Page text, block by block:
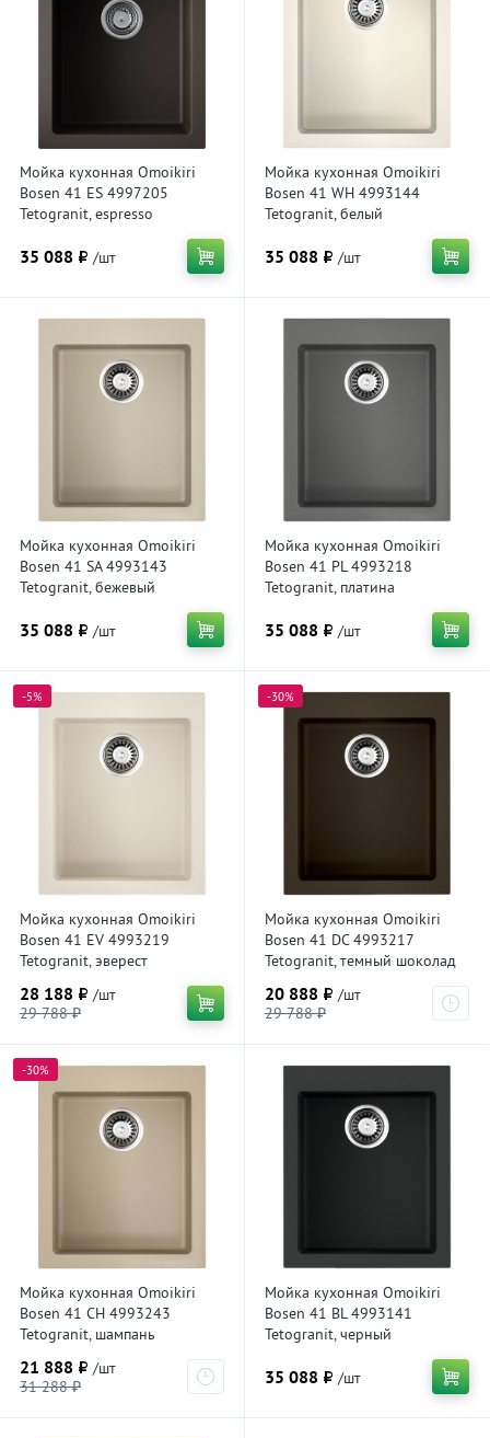
Мойка кухонная Omoikiri
Bosen 41 ES 4997205
Tetogranit, espresso
35 088 ₽ /шт
Мойка кухонная Omoikiri
Bosen 41 WH 4993144
Tetogranit, белый
35 088 ₽ /шт
Мойка кухонная Omoikiri
Bosen 41 SA 4993143
Tetogranit, бежевый
35 088 ₽ /шт
Мойка кухонная Omoikiri
Bosen 41 PL 4993218
Tetogranit, платина
35 088 ₽ /шт
-5%
Мойка кухонная Omoikiri
Bosen 41 EV 4993219
Tetogranit, эверест
28 188 ₽ /шт
29 788 ₽
-30%
Мойка кухонная Omoikiri
Bosen 41 DC 4993217
Tetogranit, темный шоколад
20 888 ₽ /шт
29 788 ₽
-30%
Мойка кухонная Omoikiri
Bosen 41 CH 4993243
Tetogranit, шампань
21 888 ₽ /шт
31 288 ₽
Мойка кухонная Omoikiri
Bosen 41 BL 4993141
Tetogranit, черный
35 088 ₽ /шт